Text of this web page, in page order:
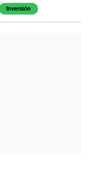
Inversión